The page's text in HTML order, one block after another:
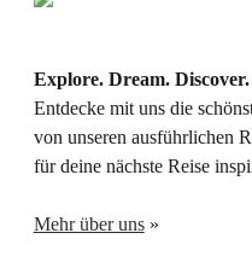
Explore. Dream. Discover.
Entdecke mit uns die
von unseren ausführlichen
für deine nächste Reise
Mehr über uns»